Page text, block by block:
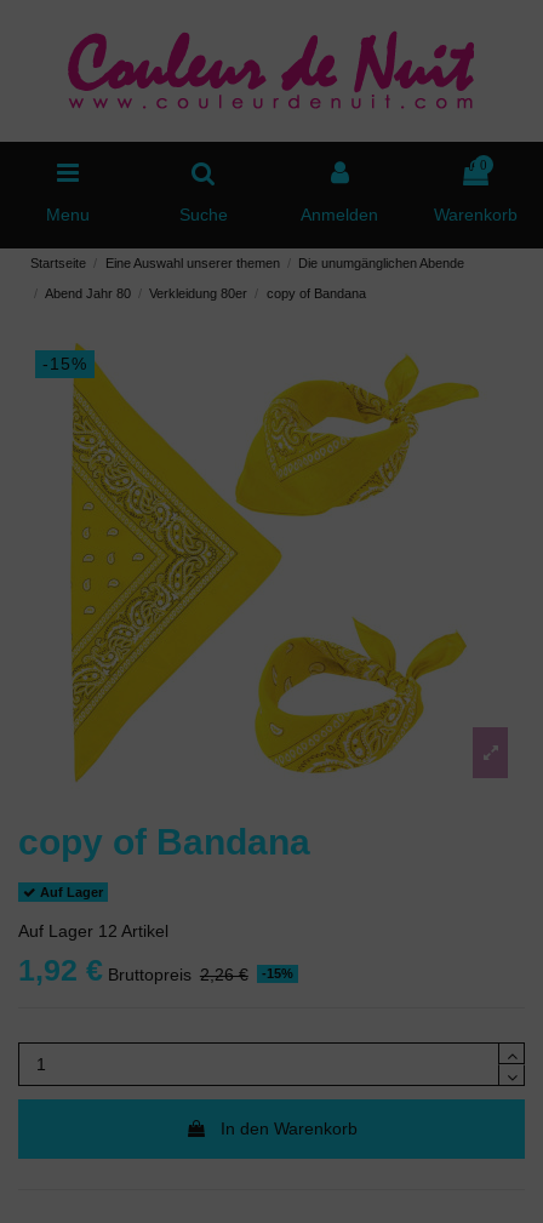
Menu Suche Anmelden
0
Warenkorb
Startseite Eine Auswahl unserer themen Die unumgänglichen Abende
Abend Jahr 80 Verkleidung 80er copy of Bandana
-15%
copy of Bandana
Auf Lager
Auf Lager 12 Artikel
1,92 € Bruttopreis 2,26 € -15%
In den Warenkorb